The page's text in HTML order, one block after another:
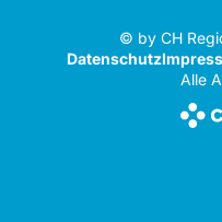
© by CH
Datenschutz
Alle